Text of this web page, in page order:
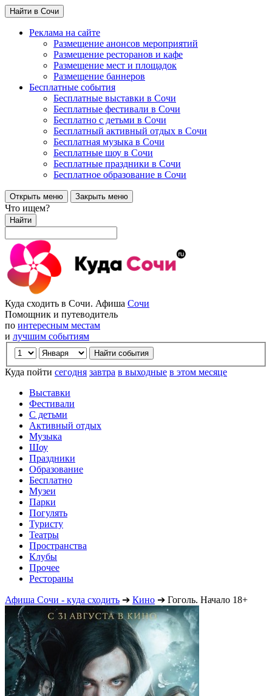
Найти в Сочи
Реклама на сайте
Размещение анонсов мероприятий
Размещение ресторанов и кафе
Размещение мест и площадок
Размещение баннеров
Бесплатные события
Бесплатные выставки в Сочи
Бесплатные фестивали в Сочи
Бесплатно с детьми в Сочи
Бесплатный активный отдых в Сочи
Бесплатная музыка в Сочи
Бесплатные шоу в Сочи
Бесплатные праздники в Сочи
Бесплатное образование в Сочи
Открыть меню Закрыть меню
Что ищем?
Найти
Куда сходить в Сочи. Афиша Сочи
Помощник и путеводитель
по интересным местам
и лучшим событиям
Куда пойти сегодня завтра в выходные в этом месяце
Выставки
Фестивали
С детьми
Активный отдых
Музыка
Шоу
Праздники
Образование
Бесплатно
Музеи
Парки
Погулять
Туристу
Театры
Пространства
Клубы
Прочее
Рестораны
Афиша Сочи - куда сходить ➔ Кино ➔ Гоголь. Начало 18+